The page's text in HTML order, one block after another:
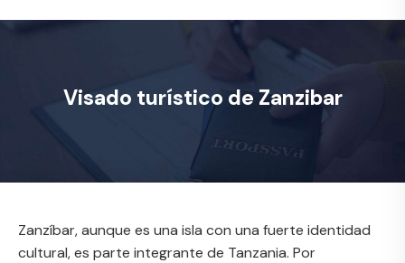
Visado turístico de Zanzibar
Zanzíbar, aunque es una isla con una fuerte identidad
cultural, es parte integrante de Tanzania. Por